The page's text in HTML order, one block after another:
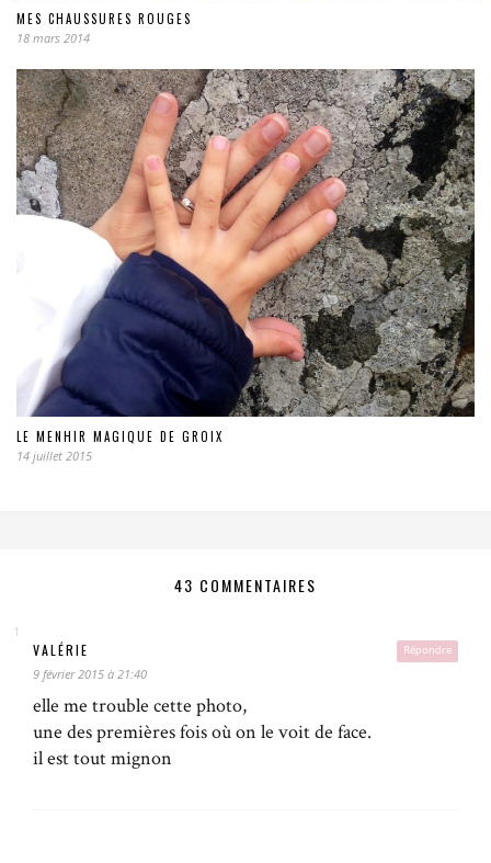
MES CHAUSSURES ROUGES
18 mars 2014
LE MENHIR MAGIQUE DE GROIX
14 juillet 2015
43 COMMENTAIRES
Répondre
VALÉRIE
9 février 2015 à 21:40
elle me trouble cette photo,
une des premières fois où on le voit de face.
il est tout mignon